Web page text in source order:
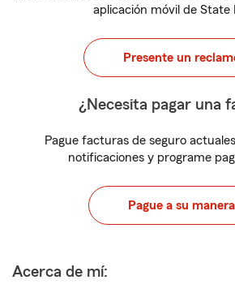
aplicación móvil de State
Presente un
¿Necesita pagar una
Pague facturas de seguro
notificaciones y programe
Pague a su manera
Acerca de mí: